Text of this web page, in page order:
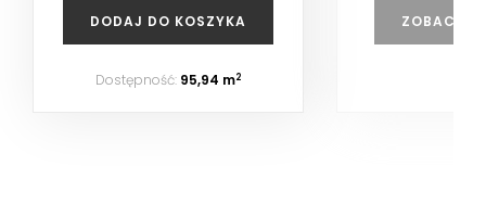
DODAJ DO KOSZYKA
Dostępność: 95,94 m2
ZOBACZ